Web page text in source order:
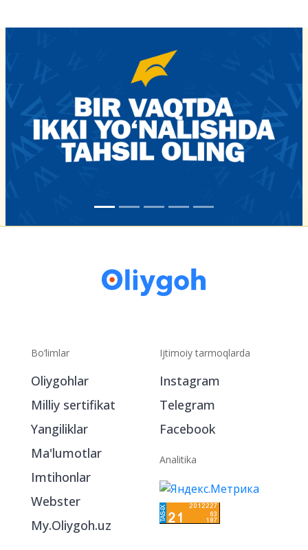
Bo‘limlar
Oliygohlar
Milliy sertifikat
Yangiliklar
Ma'lumotlar
Imtihonlar
Ijtimoiy tarmoqlarda
Instagram
Telegram
Analitika